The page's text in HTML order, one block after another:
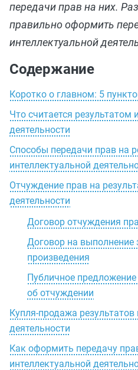
передачи прав на них.
правильно оформить
интеллектуальной
Содержание
Коротко о главном: 5
Что считается результатом
деятельности
Способы передачи прав на
интеллектуальной
Отчуждение прав на
деятельности
Договор отчуждения
Договор на выполнение
произведения
Публичное
об отчуждении
Купля-продажа результатов
деятельности
Как оформить передачу
интеллектуальной